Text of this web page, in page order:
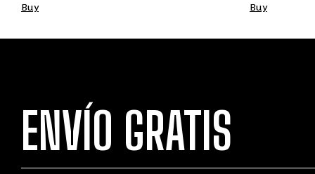
Buy Buy
ENVÍO GRATIS